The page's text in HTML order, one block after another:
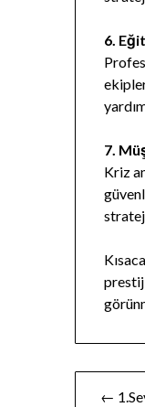
6.
7.
Kriz
Yazı←